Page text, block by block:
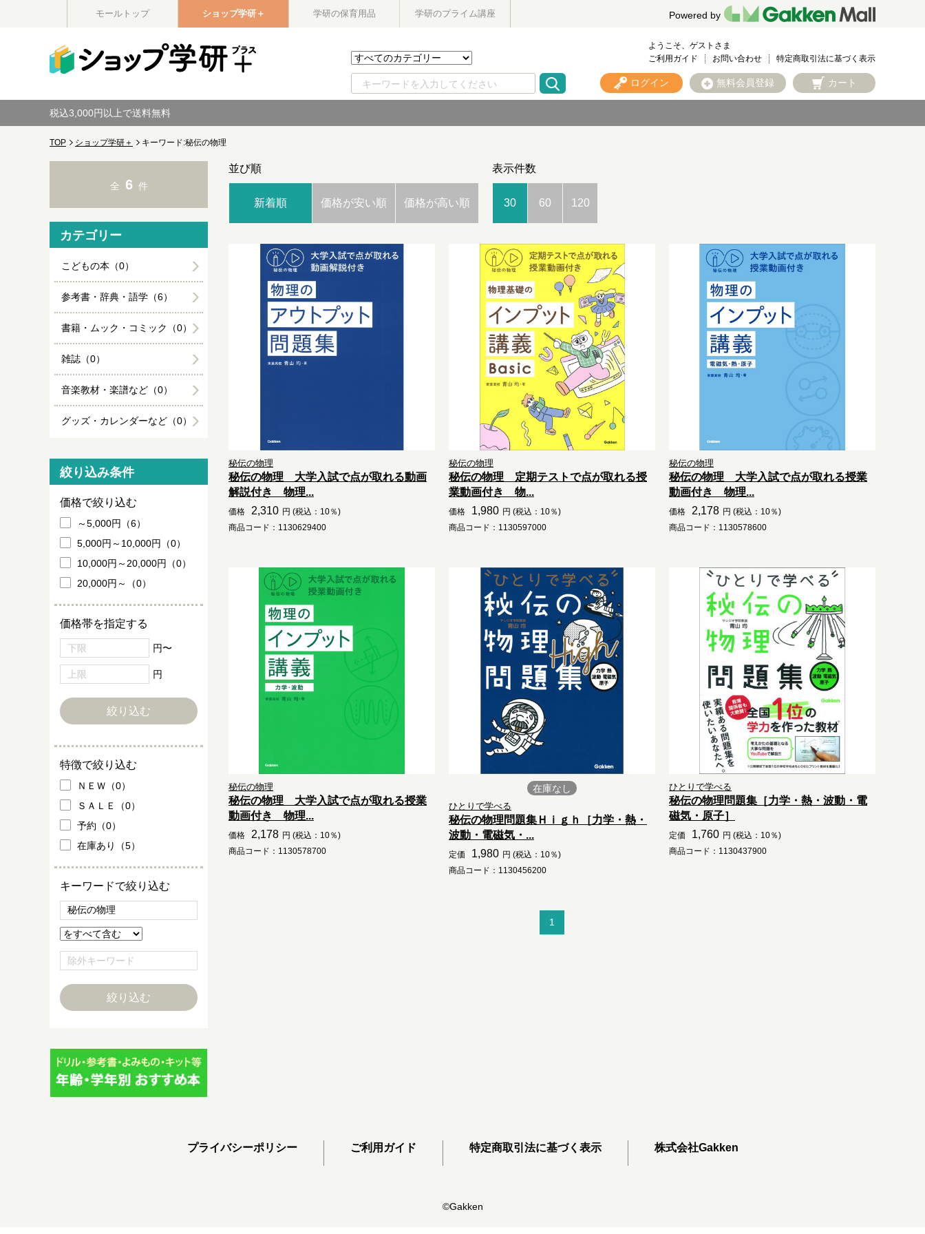
モールトップ ショップ学研＋ 学研の保育用品 学研のプライム講座 Powered by
ようこそ、ゲストさま
ご利用ガイド
お問い合わせ 特定商取引法に基づく表示
ログイン 無料会員登録 カート
税込3,000円以上で送料無料
TOP ショップ学研＋ キーワード:秘伝の物理
並び順
新着順 価格が安い順 価格が高い順
表示件数
30 60 120
秘伝の物理
秘伝の物理 大学入試で点が取れる動画
解説付き 物理...
価格 2,310 円 (税込：10％)
商品コード：1130629400
秘伝の物理
秘伝の物理 定期テストで点が取れる授
業動画付き 物...
価格 1,980 円 (税込：10％)
商品コード：1130597000
秘伝の物理
秘伝の物理 大学入試で点が取れる授業
動画付き 物理...
価格 2,178 円 (税込：10％)
商品コード：1130578600
秘伝の物理
秘伝の物理 大学入試で点が取れる授業
動画付き 物理...
価格 2,178 円 (税込：10％)
商品コード：1130578700
在庫なし
ひとりで学べる
秘伝の物理問題集Ｈｉｇｈ［力学・熱・
波動・電磁気・...
定価 1,980 円 (税込：10％)
商品コード：1130456200
ひとりで学べる
秘伝の物理問題集［力学・熱・波動・電
磁気・原子］
定価 1,760 円 (税込：10％)
商品コード：1130437900
1
全 6 件
カテゴリー
こどもの本（0）
参考書・辞典・語学（6）
書籍・ムック・コミック（0）
雑誌（0）
音楽教材・楽譜など（0）
グッズ・カレンダーなど（0）
絞り込み条件
価格で絞り込む
～5,000円（6）
5,000円～10,000円（0）
10,000円～20,000円（0）
20,000円～（0）
価格帯を指定する
円〜
円
特徴で絞り込む
ＮＥＷ（0）
ＳＡＬＥ（0）
予約（0）
在庫あり（5）
キーワードで絞り込む
プライバシーポリシー ご利用ガイド 特定商取引法に基づく表示 株式会社Gakken
©Gakken